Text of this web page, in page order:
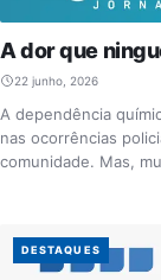
A dor que
22 junho, 2026
A dependência
nas ocorrências
comunidade. Mas,
DESTAQUES